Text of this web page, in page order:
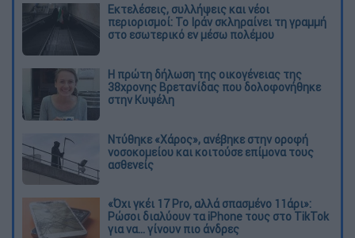
Εκτελέσεις, συλλήψεις και νέοι
περιορισμοί: Το Ιράν σκληραίνει τη γραμμή
στο εσωτερικό εν μέσω πολέμου
Η πρώτη δήλωση της οικογένειας της
38χρονης Βρετανίδας που δολοφονήθηκε
στην Κυψέλη
Ντύθηκε «Χάρος», ανέβηκε στην οροφή
νοσοκομείου και κοιτούσε επίμονα τους
ασθενείς
«Όχι γκέι 17 Pro, αλλά σπασμένο 11άρι»:
Ρώσοι διαλύουν τα iPhone τους στο TikTok
για να... γίνουν πιο άνδρες